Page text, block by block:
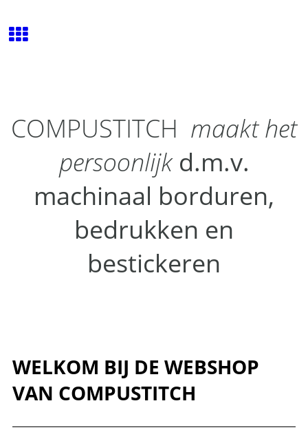
COMPUSTITCH maakt het
persoonlijk d.m.v.
machinaal borduren,
bedrukken en
bestickeren
WELKOM BIJ DE WEBSHOP
VAN COMPUSTITCH